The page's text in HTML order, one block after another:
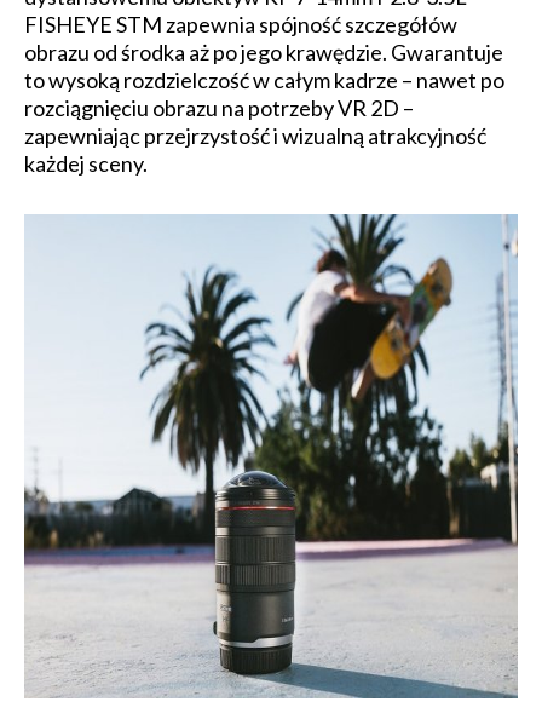
FISHEYE STM zapewnia spójność szczegółów
obrazu od środka aż po jego krawędzie. Gwarantuje
to wysoką rozdzielczość w całym kadrze – nawet po
rozciągnięciu obrazu na potrzeby VR 2D –
zapewniając przejrzystość i wizualną atrakcyjność
każdej sceny.